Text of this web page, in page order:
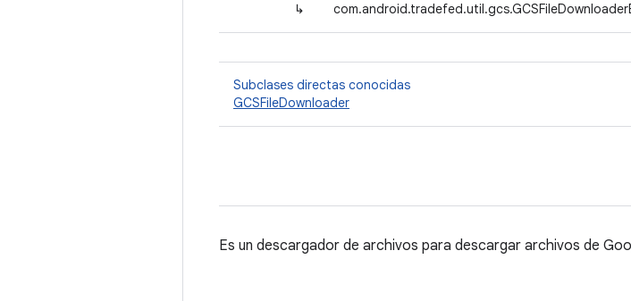
↳
Subclases directas conocidas
GCSFileDownloader
Es un descargador de archivos para descargar archivos de